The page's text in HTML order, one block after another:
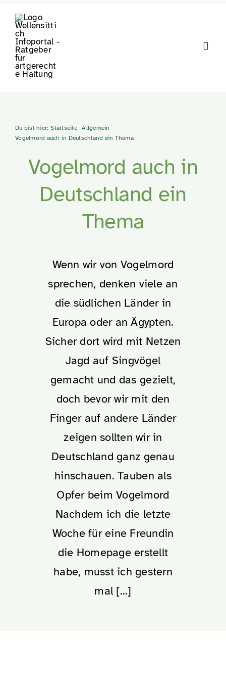
Inhalt
springen
Du bist hier: Startseite
Allgemein
Vogelmord auch in Deutschland ein Thema
Vogelmord auch in
Deutschland ein
Thema
Wenn wir von Vogelmord
sprechen, denken viele an
die südlichen Länder in
Europa oder an Ägypten.
Sicher dort wird mit Netzen
Jagd auf Singvögel
gemacht und das gezielt,
doch bevor wir mit den
Finger auf andere Länder
zeigen sollten wir in
Deutschland ganz genau
hinschauen. Tauben als
Opfer beim Vogelmord
Nachdem ich die letzte
Woche für eine Freundin
die Homepage erstellt
habe, musst ich gestern
mal [...]